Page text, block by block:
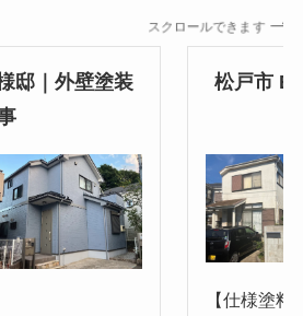
スクロールできます
邸｜外壁塗装
松戸市 E
【仕様塗料